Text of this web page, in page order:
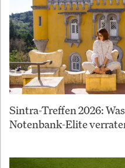
Sintra-Treffen 2026:
Notenbank-Elite